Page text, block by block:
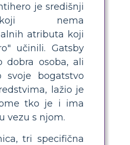
je središnji
nema
atributa koji
učinili. Gatsby
dobra osoba, ali
svoje bogatstvo
lažio je
tko je i ima
vezu s njom.
tri specifična